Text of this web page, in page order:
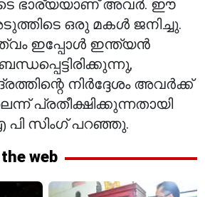
ഭാര്യയാണ് അവർ. ഈ
ഒരു മകൾ ജനിച്ചു.
ഇപ്പോൾ ഇന്ത്യൻ
നിർദ്ദേശം അവർക്ക്
പ്രതീക്ഷിക്കുന്നതായി
സിംഗ് പറഞ്ഞു.
web